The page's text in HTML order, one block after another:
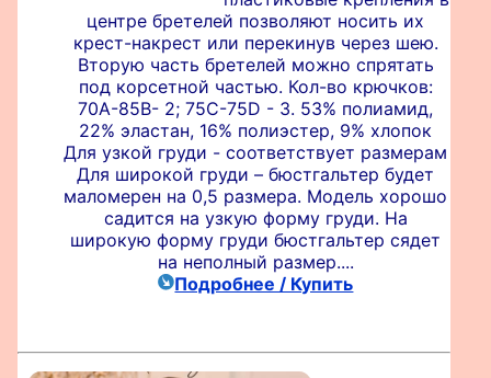
центре бретелей позволяют носить их
крест-накрест или перекинув через шею.
Вторую часть бретелей можно спрятать
под корсетной частью. Кол-во крючков:
70А-85В- 2; 75C-75D - 3. 53% полиамид,
22% эластан, 16% полиэстер, 9% хлопок
Для узкой груди - соответствует размерам
Для широкой груди – бюстгальтер будет
маломерен на 0,5 размера. Модель хорошо
садится на узкую форму груди. На
широкую форму груди бюстгальтер сядет
на неполный размер....
Подробнее / Купить